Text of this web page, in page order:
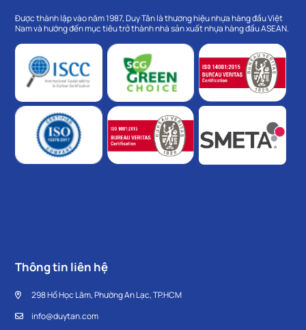
Được thành lập vào năm 1987, Duy Tân là thương hiệu nhựa hàng đầu Việt
Nam và hướng đến mục tiêu trở thành nhà sản xuất nhựa hàng đầu ASEAN.
Thông tin liên hệ
298 Hồ Học Lãm, Phường An Lạc, TP.HCM
info@duytan.com